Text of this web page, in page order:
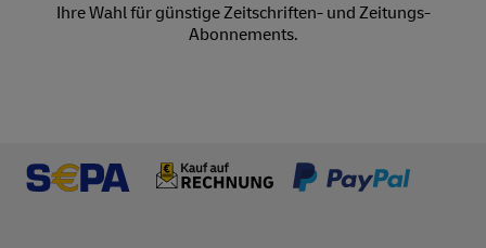
Ihre Wahl für günstige Zeitschriften- und Zeitungs-
Abonnements.